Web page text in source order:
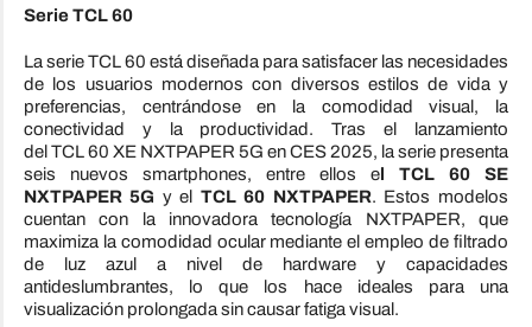
SerieTCL60
La serieTCL60 está diseñada para satisfacer las necesidades
de los usuarios modernos con diversos estilos de vida y
preferencias, centrándose en la comodidad visual, la
conectividad y la productividad. Tras el lanzamiento
del TCL60 XE NXTPAPER 5G en CES2025, la serie presenta
seis nuevos smartphones, entre ellos el TCL60 SE
NXTPAPER 5G y el TCL60 NXTPAPER. Estos modelos
cuentan con la innovadora tecnología NXTPAPER, que
maximiza la comodidad ocular mediante el empleo de filtrado
de luz azul a nivel de hardware y capacidades
antideslumbrantes, lo que los hace ideales para una
visualización prolongada sin causar fatiga visual.